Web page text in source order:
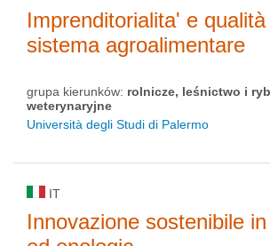
Imprenditorialita' e
sistema agroalimentare
grupa kierunków: rolnicze, leśnictwo i
weterynaryjne
Università degli Studi di Palermo
IT
Innovazione sostenibile